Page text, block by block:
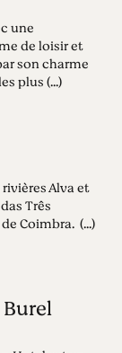
une
de loisir et
son charme
plus (...)
Alva et
Três
Coimbra. (...)